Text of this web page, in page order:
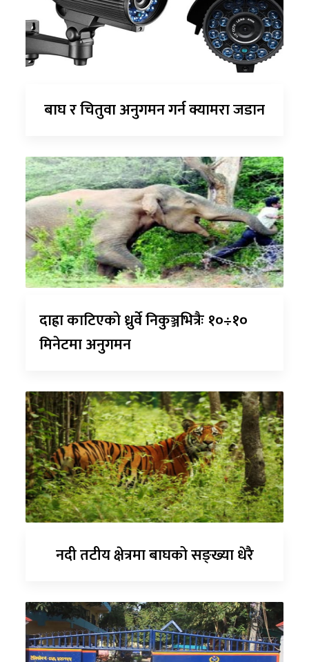
बाघ र चितुवा अनुगमन गर्न क्यामरा जडान
दाह्रा काटिएको ध्रुर्वे निकुञ्जभित्रैः १०÷१०
मिनेटमा अनुगमन
नदी तटीय क्षेत्रमा बाघको सङ्ख्या धेरै